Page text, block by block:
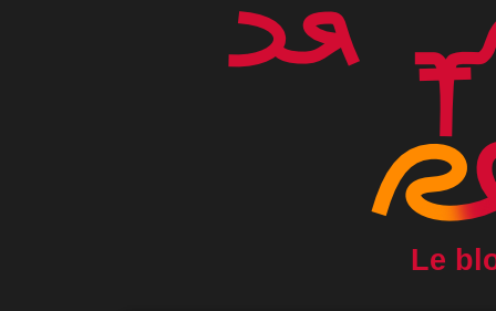
Le